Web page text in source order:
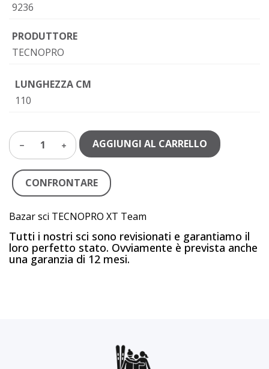
9236
PRODUTTORE
TECNOPRO
LUNGHEZZA CM
110
1 AGGIUNGI AL CARRELLO
CONFRONTARE
Bazar sci TECNOPRO XT Team
Tutti i nostri sci sono revisionati e garantiamo il
loro perfetto stato. Ovviamente è prevista anche
una garanzia di 12 mesi.